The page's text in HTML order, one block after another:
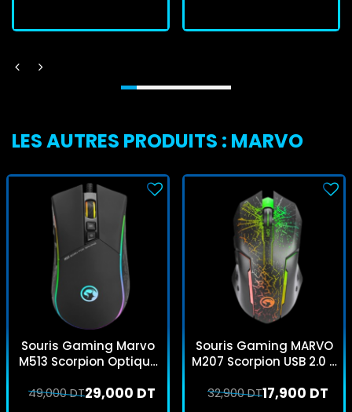
LES AUTRES PRODUITS : MARVO
Souris Gaming Marvo
M513 Scorpion Optique
2.0 Windows
29,000 DT
49,000 DT
Souris Gaming MARVO
M207 Scorpion USB 2.0 6
3200DPI17,900 DT
32,900 DT